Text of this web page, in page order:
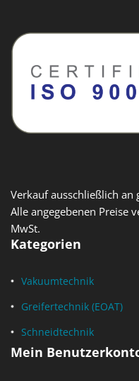
Verkauf ausschließlich an
Alle angegebenen Preise
MwSt.
Kategorien
Vakuumtechnik
Greifertechnik (EOAT)
Schneidtechnik
Mein